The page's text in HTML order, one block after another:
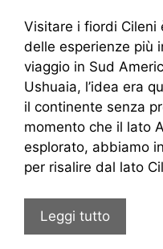
Visitare i fiordi Cileni
delle esperienze più
viaggio in Sud
Ushuaia, l’idea era
il continente senza
momento che il lato
esplorato, abbiamo
per risalire dal lato
Leggi tutto